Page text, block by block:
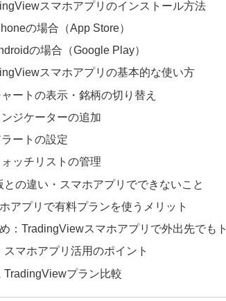
スマホアプリのインストール方法
の場合（App Store）
の場合（Google Play）
スマホアプリの基本的な使い方
ートの表示・銘柄の切り替え
ジケーターの追加
ートの設定
ォッチリストの管理
との違い・スマホアプリでできないこと
アプリで有料プランを使うメリット
：TradingViewスマホアプリで外出先でも
スマホアプリ活用のポイント
TradingViewプラン比較